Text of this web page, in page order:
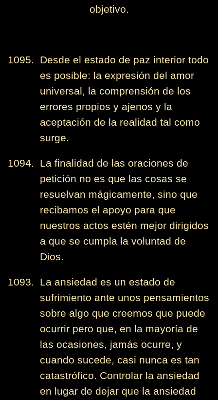
objetivo.
1095. Desde el estado de paz interior todo
es posible: la expresión del amor
universal, la comprensión de los
errores propios y ajenos y la
aceptación de la realidad tal como
surge.
1094. La finalidad de las oraciones de
petición no es que las cosas se
resuelvan mágicamente, sino que
recibamos el apoyo para que
nuestros actos estén mejor dirigidos
a que se cumpla la voluntad de
Dios.
1093. La ansiedad es un estado de
sufrimiento ante unos pensamientos
sobre algo que creemos que puede
ocurrir pero que, en la mayoría de
las ocasiones, jamás ocurre, y
cuando sucede, casi nunca es tan
catastrófico. Controlar la ansiedad
en lugar de dejar que la ansiedad